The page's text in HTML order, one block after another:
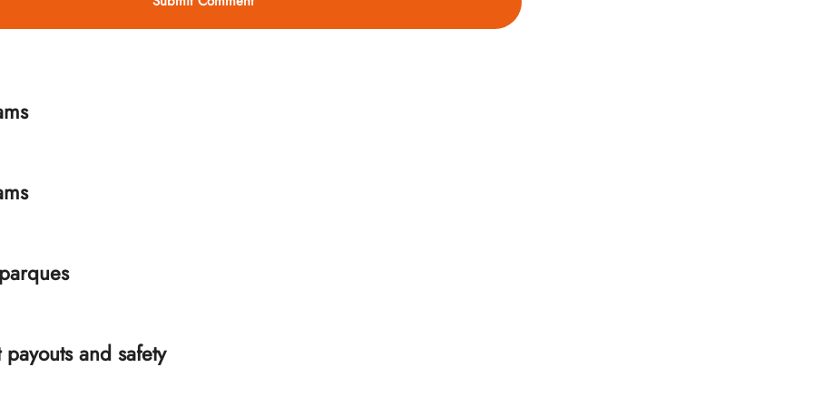
and safety